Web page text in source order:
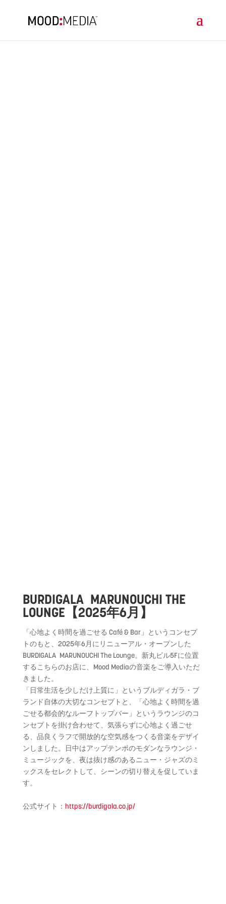
BURDIGALAMARUNOUCHI THE
LOUNGE【2025年6月】
「心地よく時間を過ごせる Café & Bar」というコンセプ
トのもと、 2025年6月にリニューアル・オープンした
BURDIGALAMARUNOUCHI The Lounge。新丸ビル5Fに位置
するこちらのお店に、Mood Mediaの音楽をご導入いただ
きました。
「日常生活を少しだけ上質に」という ブルディガラ ・ ブ
ランド自体の大切なコンセプトと、「心地よく時間を過
ごせる都会的なルーフトップバー」 というラウンジのコ
ンセプトを掛け合わせて、 気張らずに心地よく過ごせ
る、 品良くラフで開放的な空気感をつくる音楽をデザイ
ンしました。
日中はアップテンポのモダンなラウンジ・
ミュージックを、 夜は抜け感のあるニュー・ジャズのミ
ックスをセレクトして、 シーンの切り替えを促していま
す。
公式サイト： https://burdigala.co.jp/